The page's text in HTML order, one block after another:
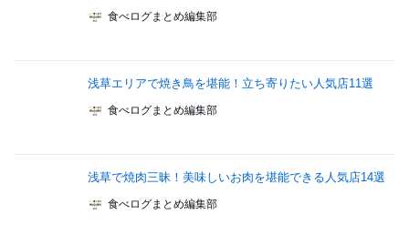
食べログまとめ編集部
浅草エリアで焼き鳥を堪能！立ち寄りたい人気店11選
食べログまとめ編集部
浅草で焼肉三昧！美味しいお肉を堪能できる人気店14選
食べログまとめ編集部